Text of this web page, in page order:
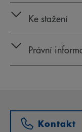
Ke stažení
Právní
Kontakt